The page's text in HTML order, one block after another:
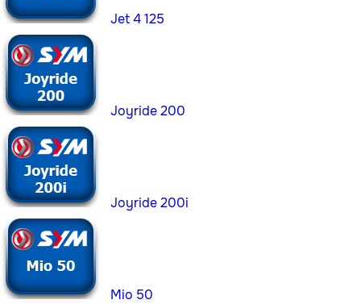
Jet 4 125
Joyride 200
Joyride 200i
Mio 50